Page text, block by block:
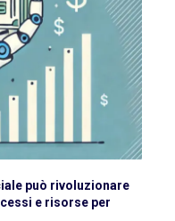
può rivoluzionare
e risorse per